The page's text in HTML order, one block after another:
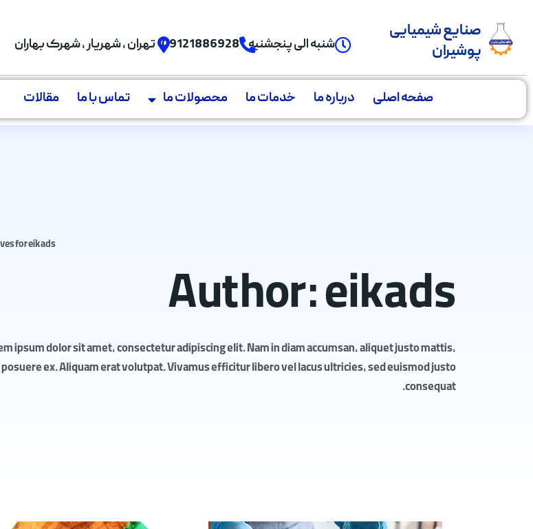
صنایع شیمیایی
پوشیران
شنبه الی پنجشنبه 09121886928 تهران , شهریار , شهرک بهاران
صفحه اصلی درباره ما خدمات ما محصولات ما تماس با ما مقالات
for eikads
Author:eikads
ipsum dolor sit amet, consectetur adipiscing elit. Nam in diam accumsan, aliquet justo mattis,
posuere ex. Aliquam erat volutpat. Vivamus efficitur libero vel lacus ultricies, sed euismod justo
consequat.